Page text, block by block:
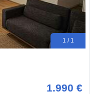
1 / 1
1.990 €